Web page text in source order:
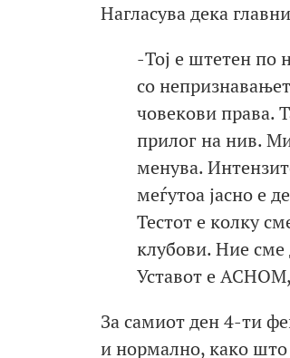
Нагласува дека
-Тој е штетен по
со
човекови права.
прилог на нив.
менува.
меѓутоа јасно е
Тестот е колку
клубови. Ние сме
Уставот е
За самиот ден 4-ти
и нормално, како